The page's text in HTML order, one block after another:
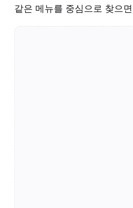
같은 메뉴를 중심으로 찾으